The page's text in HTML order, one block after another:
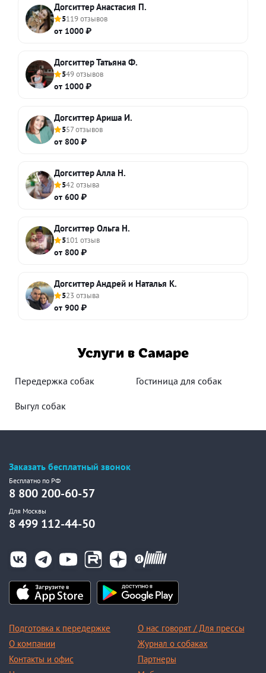
Догситтер Анастасия П.
5119 отзывов
от 1000 ₽
Догситтер Татьяна Ф.
549 отзывов
от 1000 ₽
Догситтер Ариша И.
557 отзывов
от 800 ₽
Догситтер Алла Н.
542 отзыва
от 600 ₽
Догситтер Ольга Н.
5101 отзыв
от 800 ₽
Догситтер Андрей и Наталья К.
523 отзыва
от 900 ₽
Услуги в Самаре
Передержка собак Гостиница для собак
Выгул собак
Заказать бесплатный звонок
Бесплатно по РФ
8 800 200-60-57
Для Москвы
8 499 112-44-50
Подготовка к передержке
О компании
Контакты и офис
О нас говорят / Для прессы
Журнал о собаках
Партнеры